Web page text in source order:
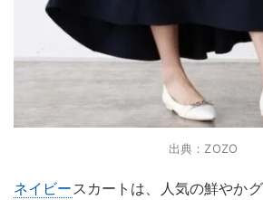
出典：ZOZO
ネイビー スカートは、人気の鮮やか